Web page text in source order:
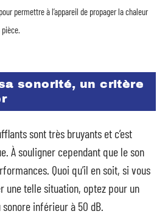
permettre à l’appareil de propager la chaleur
sonorité, un critère
sont très bruyants et c’est
À souligner cependant que le son
Quoi qu’il en soit, si vous
une telle situation, optez pour un
inférieur à 50 dB.